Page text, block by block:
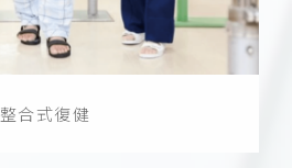
整合式復健